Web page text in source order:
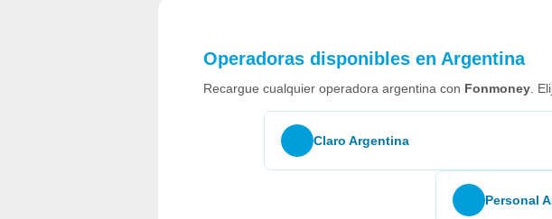
Operadoras disponibles en Argentina
Recargue cualquier operadora argentina con Fonmoney.
Claro Argentina
Personal